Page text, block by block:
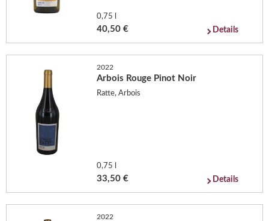
0,75 l
40,50 € Details
2022
Arbois Rouge Pinot Noir
Ratte, Arbois
0,75 l
33,50 € Details
2022